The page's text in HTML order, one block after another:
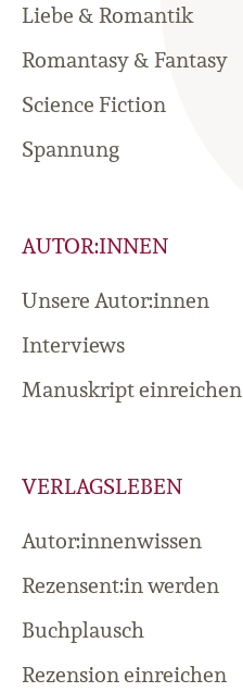
Liebe & Romantik
Romantasy & Fantasy
Science Fiction
Spannung
AUTOR:INNEN
Unsere Autor:innen
Interviews
Manuskript einreichen
VERLAGSLEBEN
Autor:innenwissen
Rezensent:in werden
Buchplausch
Rezension einreichen